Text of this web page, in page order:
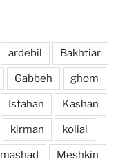
ardebil Bakhtiar
Gabbeh ghom
Isfahan Kashan
kirman koliai
mashad Meshkin